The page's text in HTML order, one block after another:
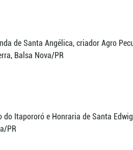
de Santa Angélica, criador Agro
Balsa Nova/PR
Itapororó e Honraria de Santa
PR